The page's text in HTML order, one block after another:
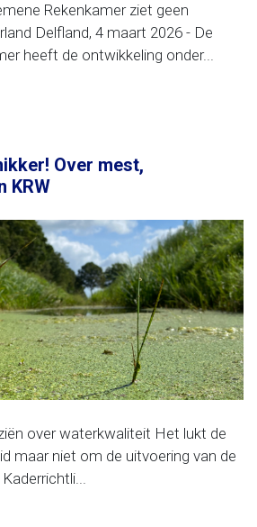
Rekenkamer ziet geen
Delfland, 4 maart 2026 - De
heeft de ontwikkeling onder...
Over mest,
KRW
over waterkwaliteit Het lukt de
maar niet om de uitvoering van de